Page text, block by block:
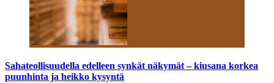
Sahateollisuudella edelleen synkät näkymät – kiusana korkea
puunhinta ja heikko kysyntä